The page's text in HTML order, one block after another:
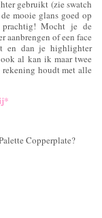
gebruikt (zie swatch
mooie glans goed op
Mocht je de
of een face
en dan je highlighter
al kan ik maar twee
rekening houdt met alle
Copperplate?